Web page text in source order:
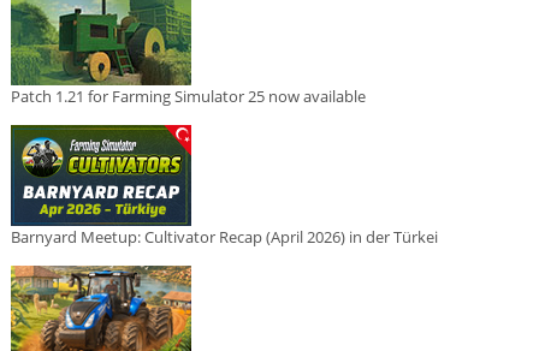
Patch 1.21 for Farming Simulator 25 now available
Barnyard Meetup: Cultivator Recap (April 2026) in der Türkei